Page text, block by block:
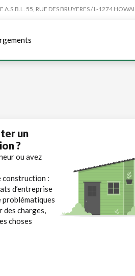
55, RUE DES BRUYERES / L-1274
un
?
ou avez
construction :
d’entreprise
problématiques
des charges,
choses